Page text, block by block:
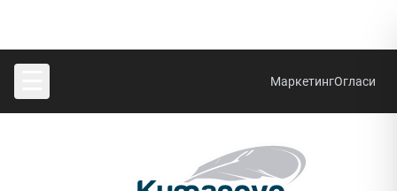
МаркетингОгласи